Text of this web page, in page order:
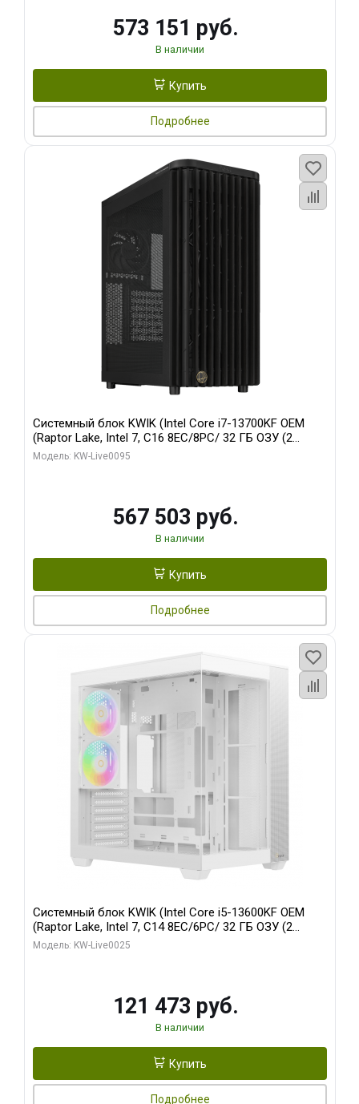
573 151 руб.
В наличии
Купить
Подробнее
Системный блок KWIK (Intel Core i7-13700KF OEM
(Raptor Lake, Intel 7, C16 8EC/8PC/ 32 ГБ ОЗУ (2
модуля)/ Afox RTX4090 24GB GDDR6X 384-Bit 3xDP
Модель: KW-Live0095
567 503 руб.
В наличии
Купить
Подробнее
Системный блок KWIK (Intel Core i5-13600KF OEM
(Raptor Lake, Intel 7, C14 8EC/6PC/ 32 ГБ ОЗУ (2
модуля)/ Gigabyte RTX5060 WINDFORCE OC 8GB
Модель: KW-Live0025
121 473 руб.
В наличии
Купить
Подробнее